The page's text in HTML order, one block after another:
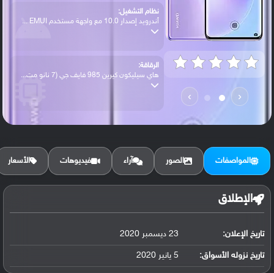
‹
›
نظام التشغيل:
أندرويد إصدار 10.0 مع واجهة مستخدم EMUI ...
الرقاقة:
هاي سيليكون كيرين 985 فايف جي (7 نانو مت...
الرام / التخزين:
البطارية:
ليثيوم بوليمر سعة 3800 مللي أمبير, غير ق...
المواصفات الصور آراء فيديوهات الأسعار
الإطلاق
تاريخ الإعلان: 23 ديسمبر 2020
تاريخ نزوله الأسواق: 5 يانير 2020